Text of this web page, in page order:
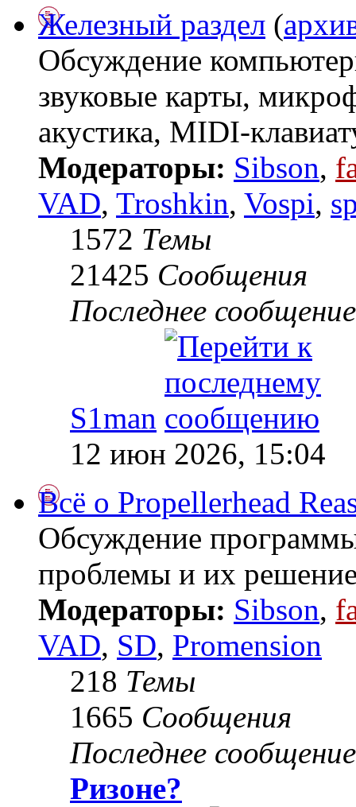
Железный раздел (
Обсуждение
звуковые карты,
акустика, MIDI-
Модераторы: Sibson,
VAD, Troshkin, Vospi,
1572 Темы
21425 Сообщения
Последнее сообщение
S1man
12 июн 2026, 15:04
Всё о Propellerhead
Обсуждение
проблемы и их
Модераторы: Sibson,
VAD, SD, Promension
218 Темы
1665 Сообщения
Последнее сообщение
Ризоне?